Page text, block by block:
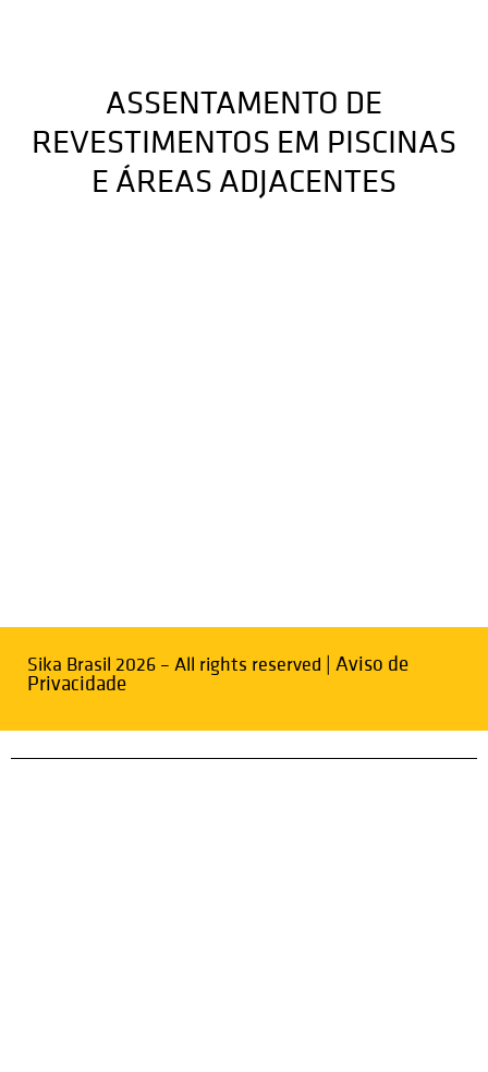
ASSENTAMENTO DE
REVESTIMENTOS EM PISCINAS
E ÁREAS ADJACENTES
Sika Brasil 2026 – All rights reserved​ | Aviso de
Privacidade